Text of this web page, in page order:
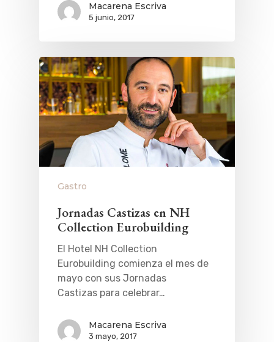
Macarena Escriva
5 junio, 2017
Gastro
Jornadas Castizas en NH
Collection Eurobuilding
El Hotel NH Collection
Eurobuilding comienza el mes de
mayo con sus Jornadas
Castizas para celebrar…
Macarena Escriva
3 mayo, 2017